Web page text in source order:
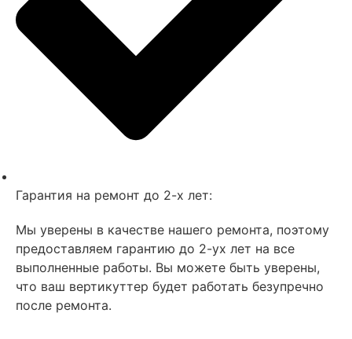
Гарантия на ремонт до 2-х лет:
Мы уверены в качестве нашего ремонта, поэтому
предоставляем гарантию до 2-ух лет на все
выполненные работы. Вы можете быть уверены,
что ваш вертикуттер будет работать безупречно
после ремонта.